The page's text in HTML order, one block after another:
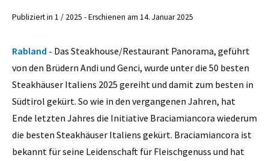
Publiziert in 1 / 2025 - Erschienen am 14. Januar 2025
Rabland - Das Steakhouse/Restaurant Panorama, geführt
von den Brüdern Andi und Genci, wurde unter die 50 besten
Steakhäuser Italiens 2025 gereiht und damit zum besten in
Südtirol gekürt. So wie in den vergangenen Jahren, hat
Ende letzten Jahres die Initiative Braciamiancora wiederum
die besten Steakhäuser Italiens gekürt. Braciamiancora ist
bekannt für seine Leidenschaft für Fleischgenuss und hat